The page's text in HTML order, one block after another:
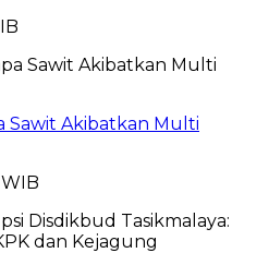
Sawit Akibatkan Multi